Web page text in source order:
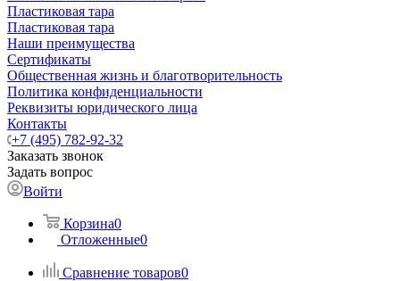
Пластиковая тара
Пластиковая тара
Наши преимущества
Сертификаты
Общественная жизнь и благотворительность
Политика конфиденциальности
Реквизиты юридического лица
Контакты
+7 (495) 782-92-32
Заказать звонок
Задать вопрос
Войти
Корзина0
Отложенные0
Сравнение товаров0